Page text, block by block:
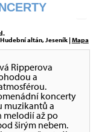
altán, Jeseník |Mapa
Ripperova
a
koncerty
muzikantů a
melodií až po
širým nebem.